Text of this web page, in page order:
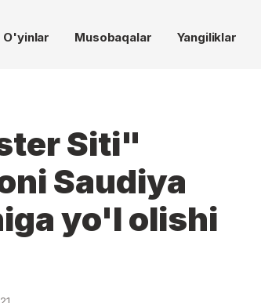
O'yinlar Musobaqalar Yangiliklar
Siti"
Saudiya
yo'l olishi